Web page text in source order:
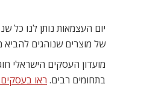
יום העצמאות נותן לנו כל
של מוצרים שנוהגים
מועדון העסקים הישראלי
בתחומים רבים. ראו